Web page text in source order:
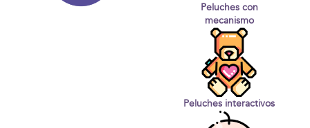
Peluches con
mecanismo
Peluches interactivos